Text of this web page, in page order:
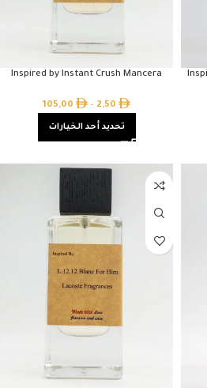
Inspired by Instant Crush Mancera
2,50
–
105,00
تحديد أحد الخيارات